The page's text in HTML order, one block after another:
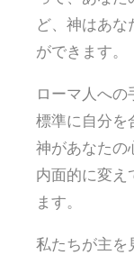
ど、神はあな
ができます。
ローマ人へ
標準に自分を
神があなたの
内面的に変え
ます。
私たちが主を